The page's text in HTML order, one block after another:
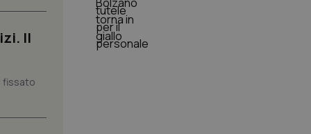
Il
fissato
per
al visitatore.